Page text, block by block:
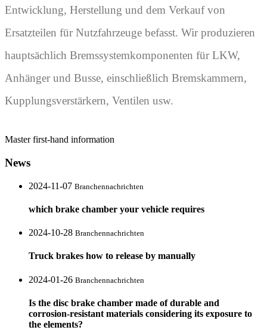
Entwicklung, Herstellung und dem Verkauf von
Ersatzteilen für Nutzfahrzeuge befasst. Wir produzieren
hauptsächlich Bremssystemkomponenten für LKW,
Anhänger und Busse, einschließlich Bremskammern,
Kupplungsverstärkern, Ventilen usw.
Master first-hand information
News
2024-11-07 Branchennachrichten
which brake chamber your vehicle requires
2024-10-28 Branchennachrichten
Truck brakes how to release by manually
2024-01-26 Branchennachrichten
Is the disc brake chamber made of durable and
corrosion-resistant materials considering its exposure to
the elements?